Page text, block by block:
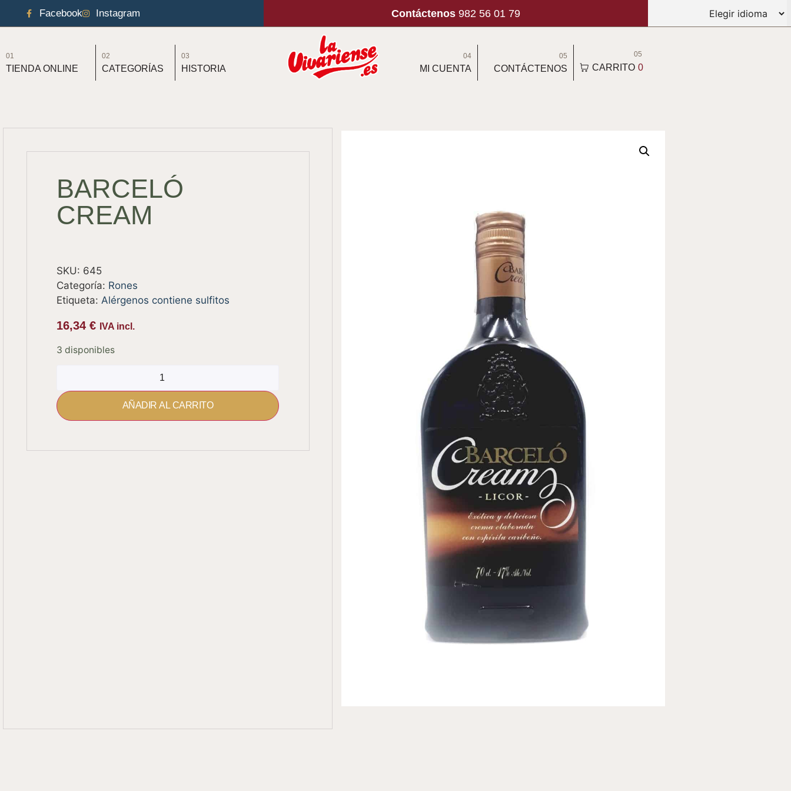
Facebook Instagram Contáctenos 982 56 01 79
01
TIENDA ONLINE
02
CATEGORÍAS
03
HISTORIA
04
MI CUENTA
05
CONTÁCTENOS
05
CARRITO 0
BARCELÓ
CREAM
SKU: 645
Categoría: Rones
Etiqueta: Alérgenos contiene sulfitos
16,34 € IVA incl.
3 disponibles
AÑADIR AL CARRITO